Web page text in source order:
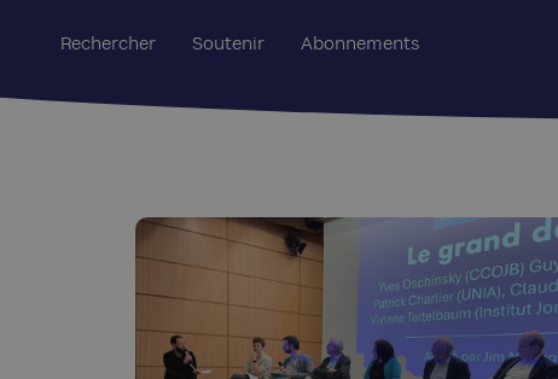
Rechercher Soutenir Abonnements